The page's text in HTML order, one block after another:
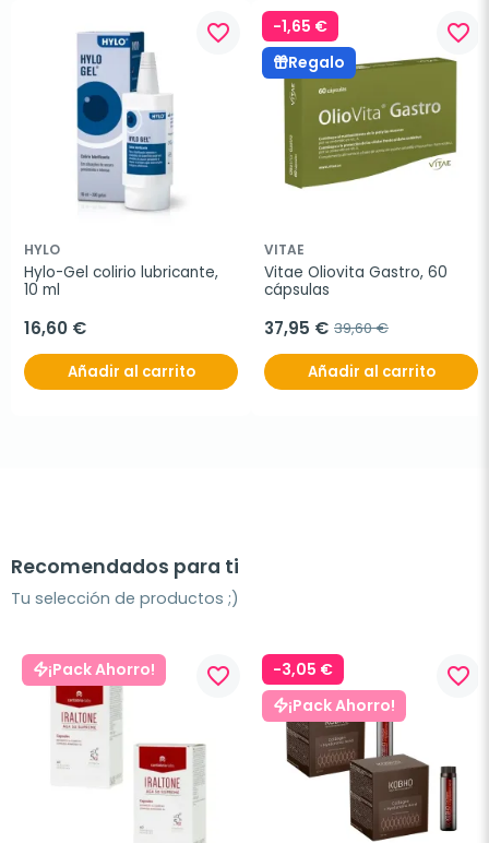
favorite_border
HYLO
Hylo-Gel colirio lubricante,
10 ml
16,60 €
Añadir al carrito
-1,65 €
Regalo
favorite_border
VITAE
Vitae Oliovita Gastro, 60
cápsulas
37,95 € 39,60 €
Añadir al carrito
Recomendados para ti
Tu selección de productos ;)
¡Pack Ahorro! favorite_border
-3,05 €
¡Pack Ahorro!
favorite_border